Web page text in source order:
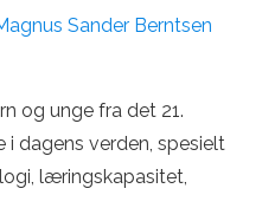
Sander Berntsen
og unge fra det 21.
dagens verden, spesielt
læringskapasitet,